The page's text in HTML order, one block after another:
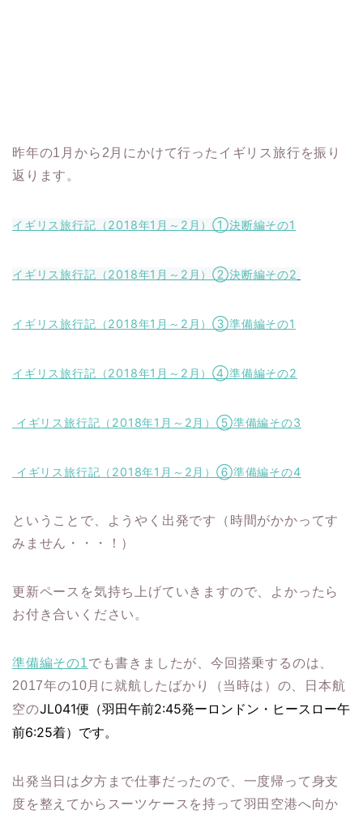
昨年の1月から2月にかけて行ったイギリス旅行を振り
返ります。
イギリス旅行記（2018年1月～2月）①決断編その1
イギリス旅行記（2018年1月～2月）②決断編その2
イギリス旅行記（2018年1月～2月）③準備編その1
イギリス旅行記（2018年1月～2月）④準備編その2
イギリス旅行記（2018年1月～2月）⑤準備編その3
イギリス旅行記（2018年1月～2月）⑥準備編その4
ということで、ようやく出発です（時間がかかってす
みません・・・！）
更新ペースを気持ち上げていきますので、よかったら
お付き合いください。
準備編その1でも書きましたが、今回搭乗するのは、
2017年の10月に就航したばかり（当時は）の、日本航
空のJL041便（羽田午前2:45発ーロンドン・ヒースロー午
前6:25着）です。
出発当日は夕方まで仕事だったので、一度帰って身支
度を整えてからスーツケースを持って羽田空港へ向か